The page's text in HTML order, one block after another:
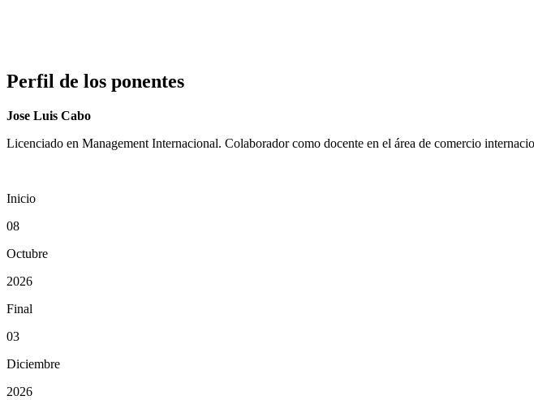
Perfil de los ponentes
Jose Luis Cabo
Licenciado en Management Internacional. Colaborador como docente en el área de comercio
Inicio
08
Octubre
2026
Final
03
Diciembre
2026